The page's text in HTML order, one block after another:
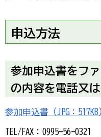
申込方法
参加申込書をフ
の内容を電話又
参加申込書（JPG：517KB
TEL/FAX：0995-56-0321